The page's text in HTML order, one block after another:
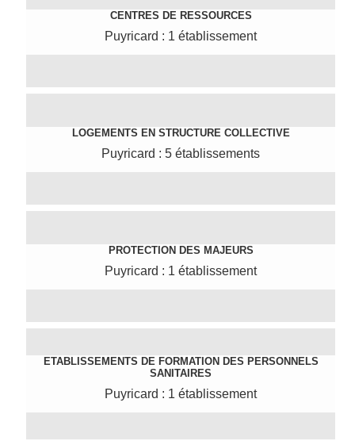
CENTRES DE RESSOURCES
Puyricard : 1 établissement
LOGEMENTS EN STRUCTURE COLLECTIVE
Puyricard : 5 établissements
PROTECTION DES MAJEURS
Puyricard : 1 établissement
ETABLISSEMENTS DE FORMATION DES PERSONNELS
SANITAIRES
Puyricard : 1 établissement